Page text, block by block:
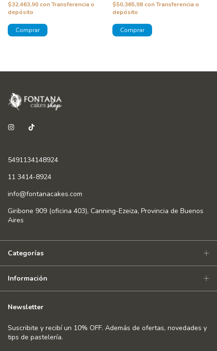
$32.463,90 conTransferencia o
depósito
$50.365,98 conTransferencia o
depósito
5491134148924
11 3414-8924
info@fontanacakes.com
Giribone 909 (oficina 403), Canning-Ezeiza, Provincia de Buenos
Aires
Categorías
Información
Newsletter
Suscribite y recibí un 10% OFF. Además de ofertas, novedades y
tips de pastelería.